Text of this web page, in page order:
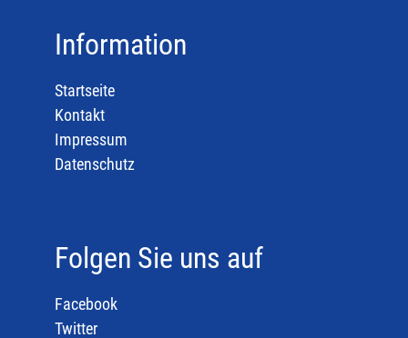
Information
Startseite
Kontakt
Impressum
Datenschutz
Folgen Sie uns auf
Facebook
Twitter